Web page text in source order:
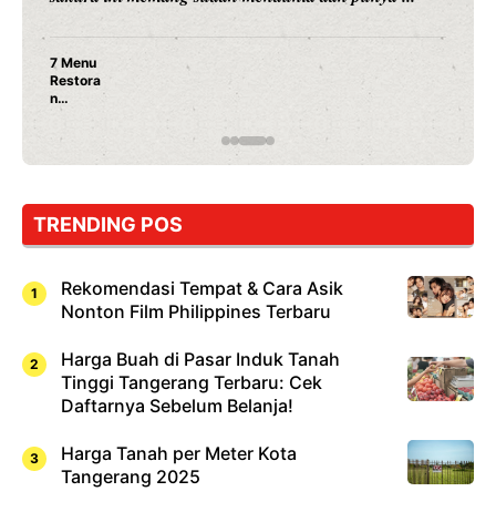
Nunung Srimulat & Vicky Prasetyo Buka Restoran
Rahasia Mami Bikin Nagih!
TRENDING POS
Rekomendasi Tempat & Cara Asik
Nonton Film Philippines Terbaru
Harga Buah di Pasar Induk Tanah
Tinggi Tangerang Terbaru: Cek
Daftarnya Sebelum Belanja!
Harga Tanah per Meter Kota
Tangerang 2025